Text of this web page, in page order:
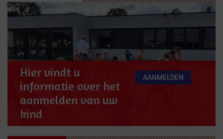
Hier vindt u
informatie over het
aanmelden van uw
kind
AANMELDEN